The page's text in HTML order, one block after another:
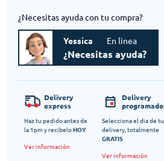
¿Necesitas ayuda con tu compra?
Yessica En linea
¿Necesitas ayuda?
Delivery
express
Haz tu pedido antes de
la 1pm y recibeloHOY
Ver información
Delivery
programado
Selecciona el dia de tu
delivery, totalmente
GRATIS
Ver información